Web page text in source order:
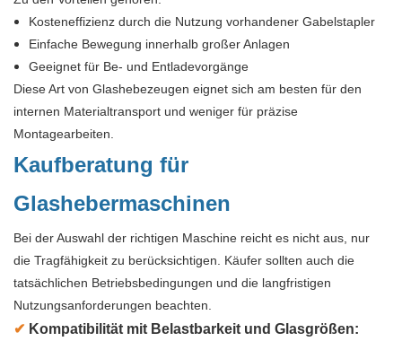
Kosteneffizienz durch die Nutzung vorhandener Gabelstapler
Einfache Bewegung innerhalb großer Anlagen
Geeignet für Be- und Entladevorgänge
Diese Art von Glashebezeugen eignet sich am besten für den
internen Materialtransport und weniger für präzise
Montagearbeiten.
Kaufberatung für
Glashebermaschinen
Bei der Auswahl der richtigen Maschine reicht es nicht aus, nur
die Tragfähigkeit zu berücksichtigen. Käufer sollten auch die
tatsächlichen Betriebsbedingungen und die langfristigen
Nutzungsanforderungen beachten.
✔ Kompatibilität mit Belastbarkeit und Glasgrößen: